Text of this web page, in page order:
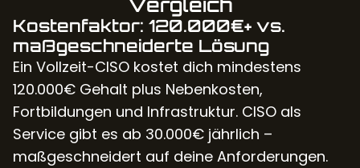
Vergleich
Kostenfaktor: 120.000€+ vs.
maßgeschneiderte Lösung
Ein Vollzeit-CISO kostet dich mindestens
120.000€ Gehalt plus Nebenkosten,
Fortbildungen und Infrastruktur. CISO als
Service gibt es ab 30.000€ jährlich –
maßgeschneidert auf deine Anforderungen.